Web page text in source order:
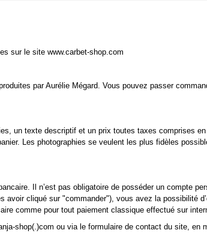
sur le site www.carbet-shop.com
par Aurélie Mégard. Vous pouvez passer
un texte descriptif et un prix toutes taxes comprises
Les photographies se veulent les plus fidèles
Il n’est pas obligatoire de posséder un compte
cliqué sur "commander"), vous avez la possibilité
comme pour tout paiement classique effectué sur
shop(.)com ou via le formulaire de contact du site, en